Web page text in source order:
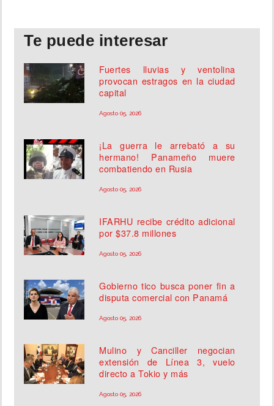
Te puede interesar
Fuertes lluvias y ventolina
provocan estragos en la ciudad
capital
Agosto 05, 2026
¡La guerra le arrebató a su
hermano! Panameño muere
combatiendo en Rusia
Agosto 05, 2026
IFARHU recibe crédito adicional
por $37.8 millones
Agosto 05, 2026
Gobierno tico busca poner fin a
disputa comercial con Panamá
Agosto 05, 2026
Mulino y Canciller negocian
extensión de Línea 3, vuelo
directo a Tokio y más
Agosto 05, 2026